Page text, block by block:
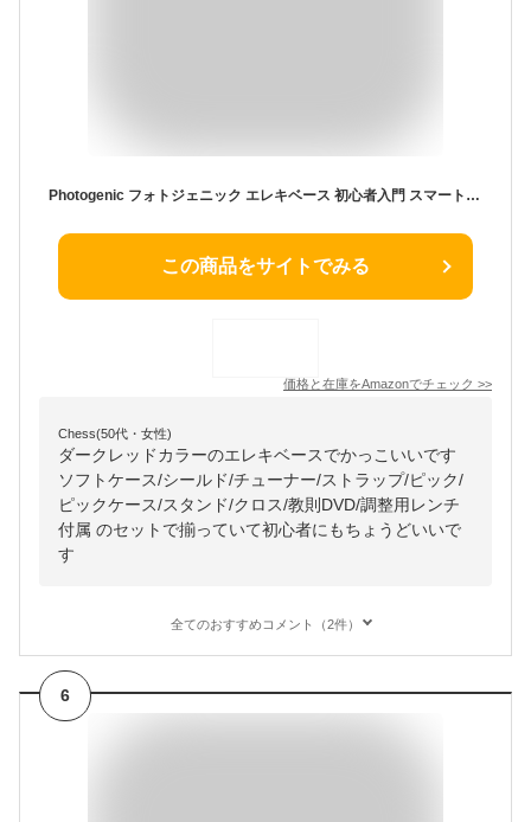
Photogenic フォトジェニック エレキベース 初心者入門 スマートセット JBタイプ ダークレッド JB-240/DR [ソフトケース/シールド/チューナー/ストラップ/ピック/ピックケース/スタンド/クロス/教則DVD/調整用レンチ付属]
この商品をサイトでみる
価格と在庫をAmazonでチェック >>
Chess(50代・女性)
ダークレッドカラーのエレキベースでかっこいいです
ソフトケース/シールド/チューナー/ストラップ/ピック/
ピックケース/スタンド/クロス/教則DVD/調整用レンチ
付属 のセットで揃っていて初心者にもちょうどいいで
す
全てのおすすめコメント（2件）
6